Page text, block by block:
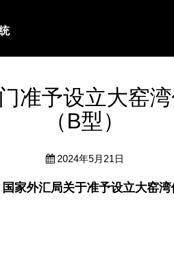
准予设立大窑
（B型）
2024年5月21日
家外汇局关于准予设立大窑